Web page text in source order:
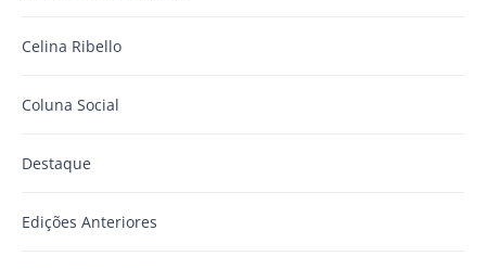
Celina Ribello
Coluna Social
Destaque
Edições Anteriores